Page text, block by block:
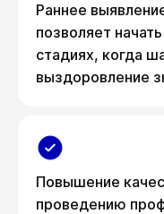
Раннее
позволяет
стадиях, когда
выздоровление
Повышение
проведению